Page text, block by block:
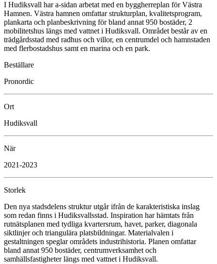
I Hudiksvall har a-sidan arbetat med en byggherreplan för Västra
Hamnen. Västra hamnen omfattar strukturplan, kvalitetsprogram,
plankarta och planbeskrivning för bland annat 950 bostäder, 2
mobilitetshus längs med vattnet i Hudiksvall. Området består av en
trädgårdsstad med radhus och villor, en centrumdel och hamnstaden
med flerbostadshus samt en marina och en park.
Beställare
Pronordic
Ort
Hudiksvall
När
2021-2023
Storlek
Den nya stadsdelens struktur utgår ifrån de karakteristiska inslag
som redan finns i Hudiksvallsstad. Inspiration har hämtats från
rutnätsplanen med tydliga kvartersrum, havet, parker, diagonala
siktlinjer och triangulära platsbildningar. Materialvalen i
gestaltningen speglar områdets industrihistoria. Planen omfattar
bland annat 950 bostäder, centrumverksamhet och
samhällsfastigheter längs med vattnet i Hudiksvall.